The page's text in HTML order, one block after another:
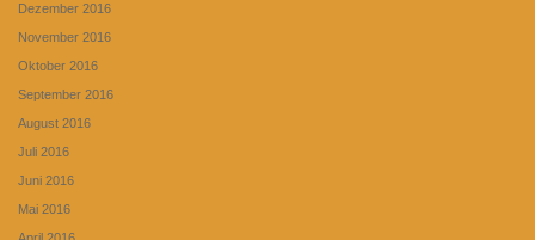
Dezember 2016
November 2016
Oktober 2016
September 2016
August 2016
Juli 2016
Juni 2016
Mai 2016